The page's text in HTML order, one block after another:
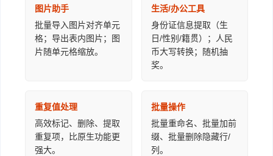
图片助手
批量导入图片对齐单元
格；导出表内图片；图
片随单元格缩放。
生活/办公工具
身份证信息提取（生
日/性别/籍贯）；人民
币大写转换；随机抽
奖。
重复值处理
高效标记、删除、提取
重复项，比原生功能更
强大。
批量操作
批量重命名、批量加前
缀、批量删除隐藏行/
列。